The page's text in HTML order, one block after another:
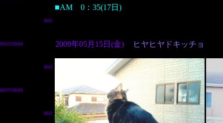
■AM 0：35(17日)
2009年05月15日(金) ヒヤヒヤドキッチョ